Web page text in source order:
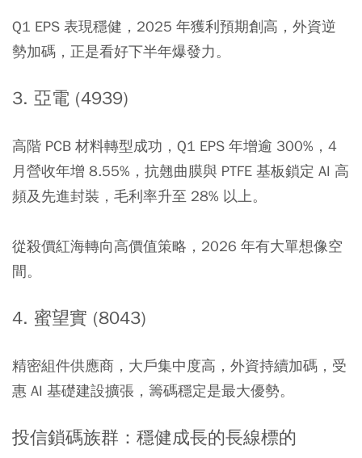
Q1 EPS 表現穩健，2025 年獲利預期創高，外資逆
勢加碼，正是看好下半年爆發力。
3. 亞電 (4939)
高階 PCB 材料轉型成功，Q1 EPS 年增逾 300%，4
月營收年增 8.55%，抗翹曲膜與 PTFE 基板鎖定 AI 高
頻及先進封裝，毛利率升至 28% 以上。
從殺價紅海轉向高價值策略，2026 年有大單想像空
間。
4. 蜜望實 (8043)
精密組件供應商，大戶集中度高，外資持續加碼，受
惠 AI 基礎建設擴張，籌碼穩定是最大優勢。
投信鎖碼族群：穩健成長的長線標的